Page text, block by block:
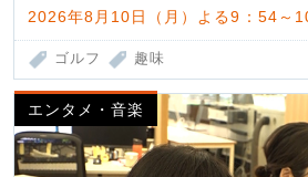
2026年8月10日（月）よる9：54～
ゴルフ 趣味
エンタメ・音楽